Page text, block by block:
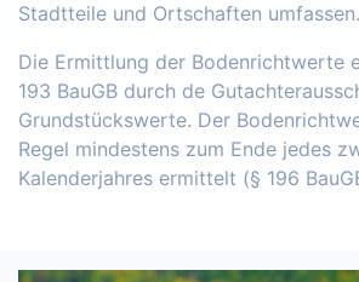
Stadtteile und Ortschaften umfassen.
Die Ermittlung der Bodenrichtwerte
193 BauGB durch de
Grundstückswerte. Der
Regel mindestens zum Ende jedes
Kalenderjahres ermittelt (§ 196